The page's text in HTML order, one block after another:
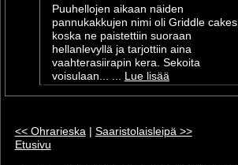
Puuhellojen aikaan näiden
pannukakkujen nimi oli Griddle cakes,
koska ne paistettiin suoraan
hellanlevyllä ja tarjottiin aina
vaahterasiirapin kera. Sekoita
voisulaan... ...
Lue lisää
<< Ohrarieska
Saaristolaisleipä >>
Etusivu